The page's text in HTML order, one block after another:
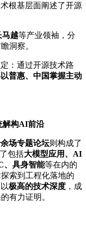
根基层面阐述了开源
马越等产业领袖，分
洞察。
：通过开源技术路
普惠、中国掌握主动
解构AI前沿
场专题论坛则构成了
包括大模型应用、 AI
、具身智能等在内的
索到工程化落地的
极高的技术深度 ，成
有力证明。